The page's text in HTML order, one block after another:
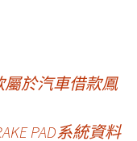
於汽車借款鳳
PAD系統資料